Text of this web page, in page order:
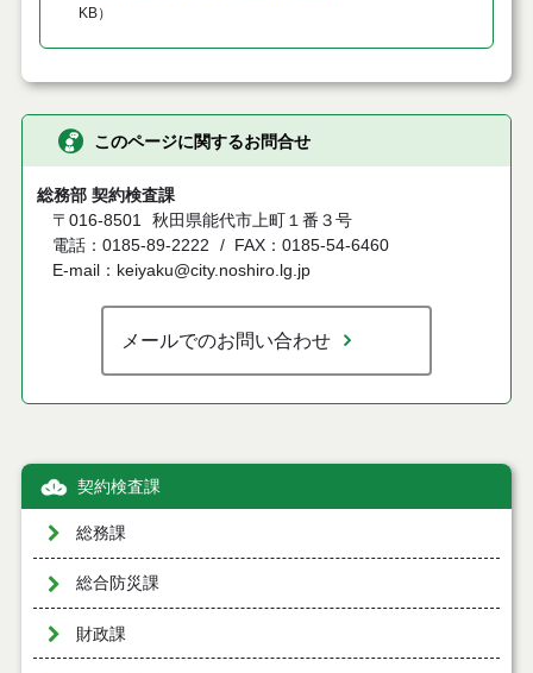
KB）
このページに関するお問合せ
総務部 契約検査課
〒016-8501 秋田県能代市上町１番３号
電話：0185-89-2222
FAX：0185-54-6460
E-mail：keiyaku@city.noshiro.lg.jp
メールでのお問い合わせ
契約検査課
総務課
総合防災課
財政課